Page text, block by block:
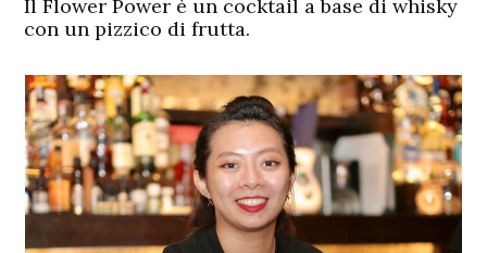
Il Flower Power è un cocktail a base di whisky
con un pizzico di frutta.